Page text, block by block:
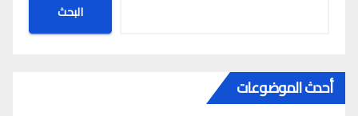
البحث
أحدث الموضوعات